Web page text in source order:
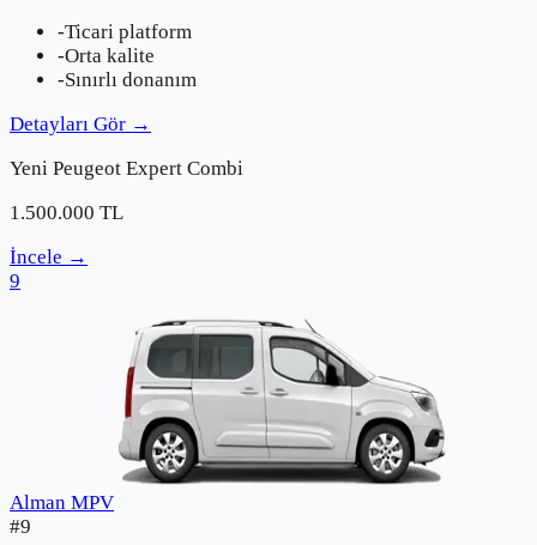
-Ticari platform
-Orta kalite
-Sınırlı donanım
Detayları Gör →
Yeni Peugeot Expert Combi
1.500.000 TL
İncele →
9
Alman MPV
#9